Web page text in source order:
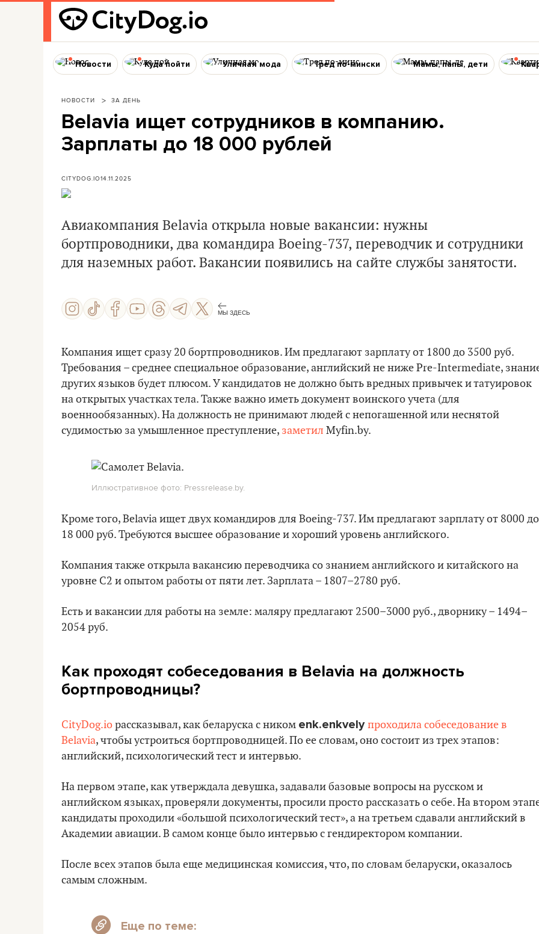
Новости Куда пойти Уличная мода Тред по-мински Мамы, папы, дети
НОВОСТИ ЗА ДЕНЬ
Belavia ищет сотрудников в компанию.
Зарплаты до 18 000 рублей
CITYDOG.IO14.11.2025
Авиакомпания Belavia открыла новые вакансии: нужны
бортпроводники, два командира Boeing-737, переводчик и сотрудники
для наземных работ. Вакансии появились на сайте службы занятости.
МЫ ЗДЕСЬ
Компания ищет сразу 20 бортпроводников. Им предлагают зарплату от 1800 до 3500 руб.
Требования – среднее специальное образование, английский не ниже Pre-Intermediate,
других языков будет плюсом. У кандидатов не должно быть вредных привычек и татуировок
на открытых участках тела. Также важно иметь документ воинского учета (для
военнообязанных). На должность не принимают людей с непогашенной или неснятой
судимостью за умышленное преступление, заметил Myfin.by.
Иллюстративное фото: Pressrelease.by.
Кроме того, Belavia ищет двух командиров для Boeing-737. Им предлагают зарплату от 8000 до
18 000 руб. Требуются высшее образование и хороший уровень английского.
Компания также открыла вакансию переводчика со знанием английского и китайского на
уровне C2 и опытом работы от пяти лет. Зарплата – 1807–2780 руб.
Есть и вакансии для работы на земле: маляру предлагают 2500–3000 руб., дворнику – 1494–
2054 руб.
Как проходят собеседования в Belavia на должность
бортпроводницы?
CityDog.ioрассказывал, как беларуска с ником enk.enkvelyпроходила собеседование в
Belavia, чтобы устроиться бортпроводницей. По ее словам, оно состоит из трех этапов:
английский, психологический тест и интервью.
На первом этапе, как утверждала девушка, задавали базовые вопросы на русском и
английском языках, проверяли документы, просили просто рассказать о себе. На втором
кандидаты проходили «большой психологический тест», а на третьем сдавали английский в
Академии авиации. В самом конце было интервью с гендиректором компании.
После всех этапов была еще медицинская комиссия, что, по словам беларуски, оказалось
самым сложным.
Еще по теме: